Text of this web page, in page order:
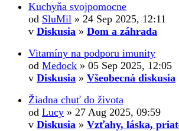
Kuchyňa svojpomocne
od SluMil » 24 Sep 2025, 12:11
v Diskusia » Dom a záhrada
Vitamíny na podporu imunity
od Medock » 05 Sep 2025, 12:05
v Diskusia » Všeobecná diskusia
Žiadna chuť do života
od Lucy » 27 Aug 2025, 09:59
v Diskusia » Vzťahy, láska,